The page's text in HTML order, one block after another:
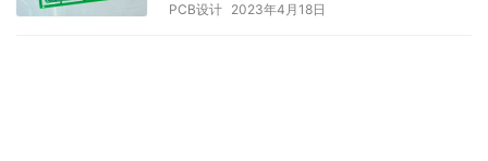
PCB设计 2023年4月18日